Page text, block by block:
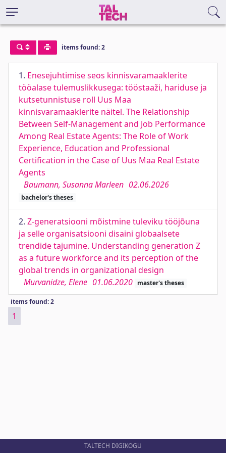
items found: 2
1. Enesejuhtimise seos kinnisvaramaaklerite
tööalase tulemuslikkusega: tööstaaži, hariduse ja
kutsetunnistuse roll Uus Maa
kinnisvaramaaklerite näitel. The Relationship
Between Self-Management and Job Performance
Among Real Estate Agents: The Role of Work
Experience, Education and Professional
Certification in the Case of Uus Maa Real Estate
Agents
Baumann, Susanna Marleen 02.06.2026
bachelor's theses
2. Z-generatsiooni mõistmine tuleviku tööjõuna
ja selle organisatsiooni disaini globaalsete
trendide tajumine. Understanding generation Z
as a future workforce and its perception of the
global trends in organizational design
Murvanidze, Elene 01.06.2020 master's theses
items found: 2
1
TALTECH DIGIKOGU